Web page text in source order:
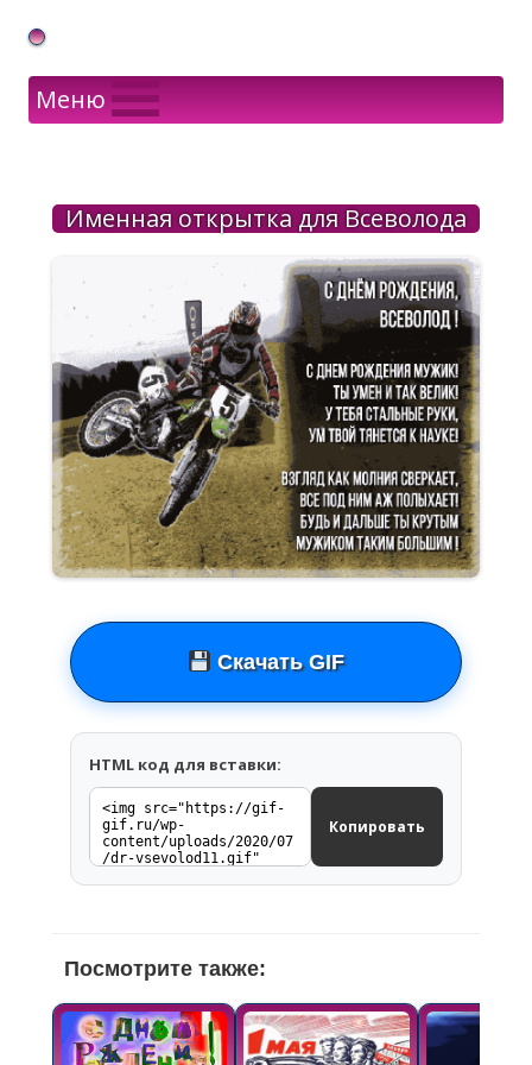
Gif Открытки в подарок
Меню
Именная открытка для Всеволода
Скачать GIF
HTML код для вставки:
Копировать
Посмотрите также: